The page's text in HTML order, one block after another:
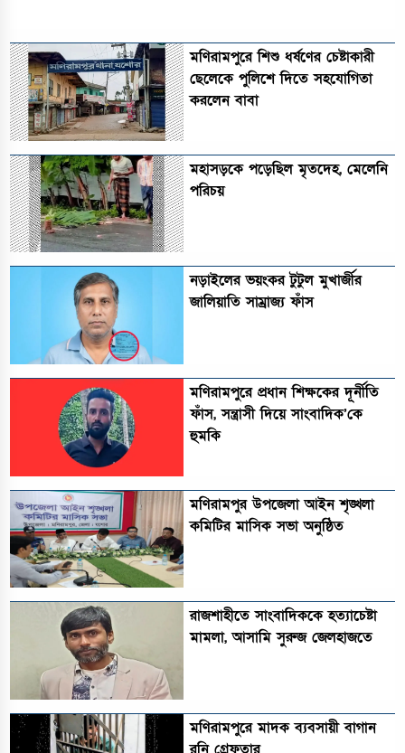
মণিরামপুরে শিশু ধর্ষণের চেষ্টাকারী
ছেলেকে পুলিশে দিতে সহযোগিতা
করলেন বাবা
মহাসড়কে পড়েছিল মৃতদেহ, মেলেনি
পরিচয়
নড়াইলের ভয়ংকর টুটুল মুখার্জীর
জালিয়াতি সাম্রাজ্য ফাঁস
মণিরামপুরে প্রধান শিক্ষকের দূর্নীতি
ফাঁস, সন্ত্রাসী দিয়ে সাংবাদিক’কে
হুমকি
মণিরামপুর উপজেলা আইন শৃঙ্খলা
কমিটির মাসিক সভা অনুষ্ঠিত‎‎
রাজশাহীতে সাংবাদিককে হত্যাচেষ্টা
মামলা, আসামি সুরুজ জেলহাজতে
মণিরামপুরে মাদক ব্যবসায়ী বাগান